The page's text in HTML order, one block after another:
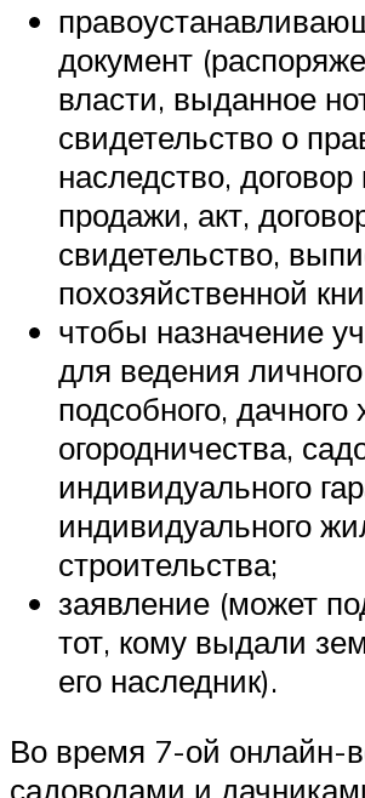
документ
власти, выданное
свидетельство о
наследство, договор
продажи, акт,
свидетельство,
похозяйственной
чтобы назначение
для ведения личного
подсобного, дачного
огородничества,
индивидуального
индивидуального
строительства;
заявление (может
тот, кому выдали
его наследник).
Во время 7-ой онлайн-
садоводами и